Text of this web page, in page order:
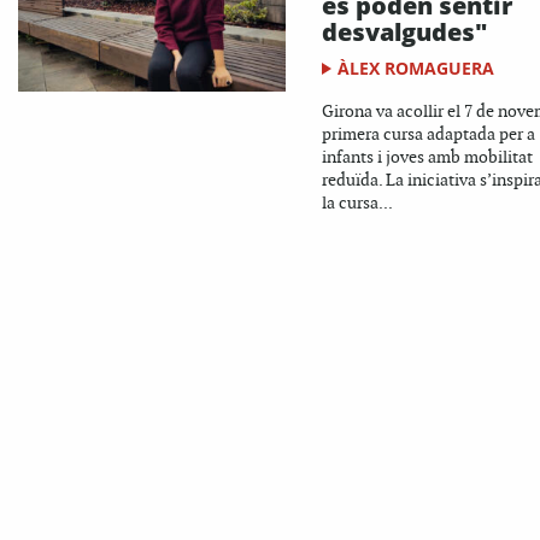
desvalgudes"
ÀLEX ROMAGUERA
Girona va acollir el 7 de
primera cursa adaptada per a
infants i joves amb mobilitat
reduïda. La iniciativa
la cursa...